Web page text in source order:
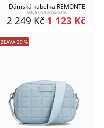
Dámská kabelka REMONTE
Q0667-90 stříbrná S6
1 123 Kč
2 249Kč
ZĽAVA 29%